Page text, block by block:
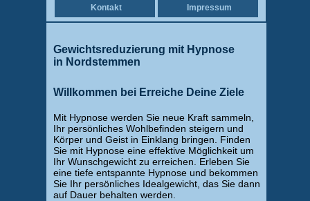
Kontakt Impressum
Gewichtsreduzierung mit Hypnose
in Nordstemmen
Willkommen bei Erreiche Deine Ziele
Mit Hypnose werden Sie neue Kraft sammeln,
Ihr persönliches Wohlbefinden steigern und
Körper und Geist in Einklang bringen. Finden
Sie mit Hypnose eine effektive Möglichkeit um
Ihr Wunschgewicht zu erreichen. Erleben Sie
eine tiefe entspannte Hypnose und bekommen
Sie Ihr persönliches Idealgewicht, das Sie dann
auf Dauer behalten werden.